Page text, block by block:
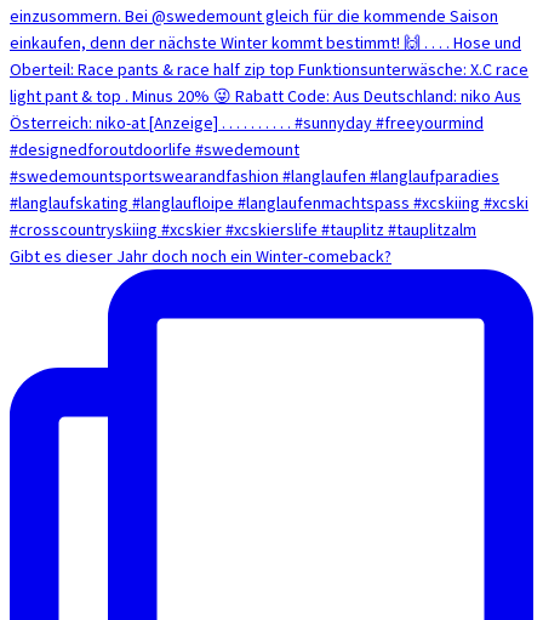
Gibt es dieser Jahr doch noch ein Winter-comeback?